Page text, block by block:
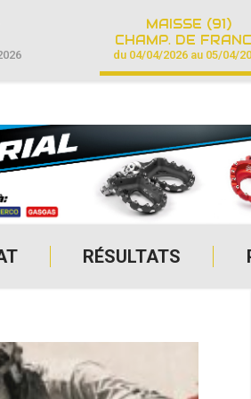
RÉSULTATS
MAISSE (91)
CHAMP. DE
du 04/04/2026 au 05/04/